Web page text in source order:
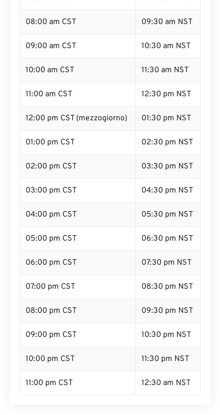
08:00 am CST 09:30 am NST
09:00 am CST 10:30 am NST
10:00 am CST 11:30 am NST
11:00 am CST 12:30 pm NST
12:00 pm CST (mezzogiorno) 01:30 pm NST
01:00 pm CST 02:30 pm NST
02:00 pm CST 03:30 pm NST
03:00 pm CST 04:30 pm NST
04:00 pm CST 05:30 pm NST
05:00 pm CST 06:30 pm NST
06:00 pm CST 07:30 pm NST
07:00 pm CST 08:30 pm NST
08:00 pm CST 09:30 pm NST
09:00 pm CST 10:30 pm NST
10:00 pm CST 11:30 pm NST
11:00 pm CST 12:30 am NST